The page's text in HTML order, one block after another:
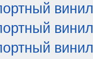
винил
винил
винил